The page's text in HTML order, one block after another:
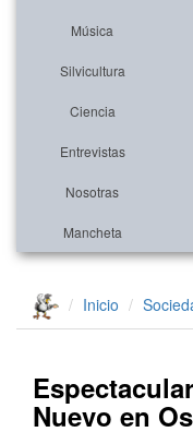
Música
Silvicultura
Ciencia
Entrevistas
Nosotras
Mancheta
Inicio
Nuevo en